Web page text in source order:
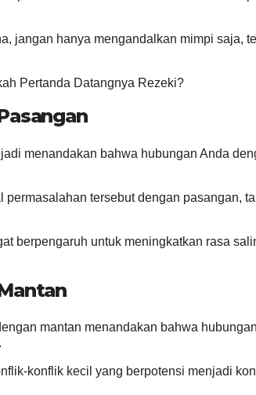
jangan hanya mengandalkan mimpi saja,
Pertanda Datangnya Rezeki?
menandakan bahwa hubungan Anda
tersebut dengan pasangan,
berpengaruh untuk meningkatkan rasa
mantan menandakan bahwa
konflik kecil yang berpotensi menjadi